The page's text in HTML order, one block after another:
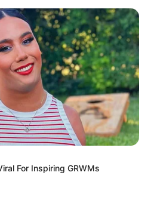
For Inspiring GRWMs